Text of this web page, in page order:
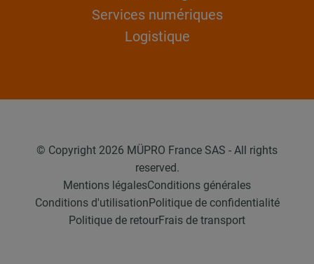
Services numériques
Logistique
© Copyright 2026 MÜPRO France SAS - All rights
reserved.
Mentions légalesConditions générales
Conditions d'utilisation Politique de confidentialité
Politique de retourFrais de transport